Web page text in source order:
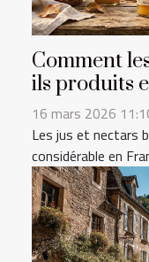
Comment
ils produits
16 mars 2026
Les jus et nectars
considérable en